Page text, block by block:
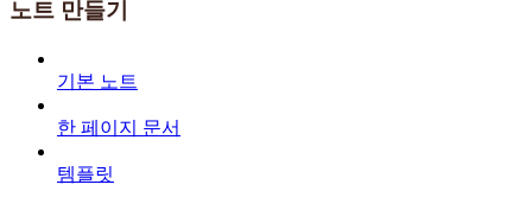
노트 만들기
기본 노트
한 페이지 문서
템플릿